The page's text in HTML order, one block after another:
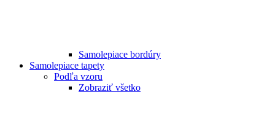
Samolepiace bordúry
Samolepiace tapety
Podľa vzoru
Zobraziť všetko